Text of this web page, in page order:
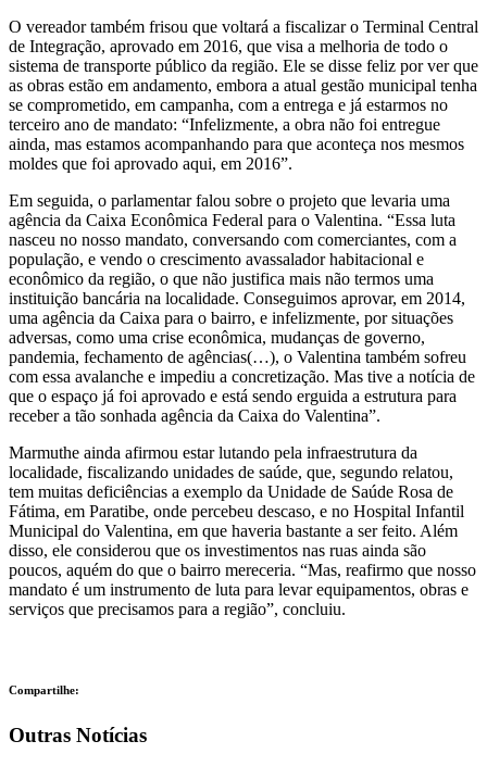
O vereador também frisou que voltará a fiscalizar o Terminal Central
de Integração, aprovado em 2016, que visa a melhoria de todo o
sistema de transporte público da região. Ele se disse feliz por ver que
as obras estão em andamento, embora a atual gestão municipal tenha
se comprometido, em campanha, com a entrega e já estarmos no
terceiro ano de mandato: “Infelizmente, a obra não foi entregue
ainda, mas estamos acompanhando para que aconteça nos mesmos
moldes que foi aprovado aqui, em 2016”.
Em seguida, o parlamentar falou sobre o projeto que levaria uma
agência da Caixa Econômica Federal para o Valentina. “Essa luta
nasceu no nosso mandato, conversando com comerciantes, com a
população, e vendo o crescimento avassalador habitacional e
econômico da região, o que não justifica mais não termos uma
instituição bancária na localidade. Conseguimos aprovar, em 2014,
uma agência da Caixa para o bairro, e infelizmente, por situações
adversas, como uma crise econômica, mudanças de governo,
pandemia, fechamento de agências(…), o Valentina também sofreu
com essa avalanche e impediu a concretização. Mas tive a notícia de
que o espaço já foi aprovado e está sendo erguida a estrutura para
receber a tão sonhada agência da Caixa do Valentina”.
Marmuthe ainda afirmou estar lutando pela infraestrutura da
localidade, fiscalizando unidades de saúde, que, segundo relatou,
tem muitas deficiências a exemplo da Unidade de Saúde Rosa de
Fátima, em Paratibe, onde percebeu descaso, e no Hospital Infantil
Municipal do Valentina, em que haveria bastante a ser feito. Além
disso, ele considerou que os investimentos nas ruas ainda são
poucos, aquém do que o bairro mereceria. “Mas, reafirmo que nosso
mandato é um instrumento de luta para levar equipamentos, obras e
serviços que precisamos para a região”, concluiu.
Compartilhe:
Outras Notícias